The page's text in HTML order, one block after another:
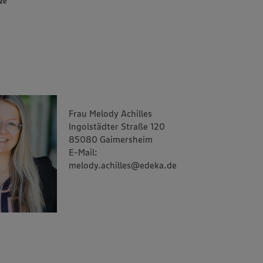
Frau Melody Achilles
Ingolstädter Straße 120
85080 Gaimersheim
E-Mail:
melody.achilles@edeka.de